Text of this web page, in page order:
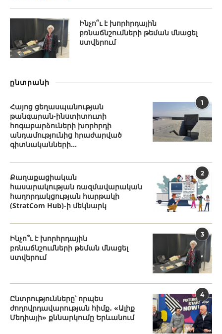
Ինչո՞ւ է խորհրդային
բռնաճնշումների թեման մնացել
ստվերում
ընտրանի
1
Հայոց ցեղասպանության
թանգարան-ինստիտուտի
հոգաբարձուների խորհրդի
անդամությունից հրաժարված
գիտնականների...
2
Քաղաքացիական
հասարակության ռազմավարական
հաղորդակցության հարթակի
(StratCom Hub)-ի մեկնարկ
3
Ինչո՞ւ է խորհրդային
բռնաճնշումների թեման մնացել
ստվերում
4
Ընտրությունները՝ որպես
ժողովրդավարության հիմք․ «Ալիք
Մեդիայի» քննարկումը Երևանում